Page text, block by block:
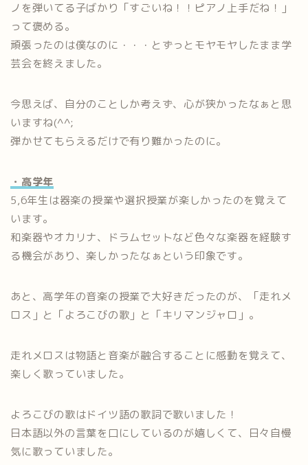
ノを弾いてる子ばかり「すごいね！！ピアノ上手だね！」
って褒める。
頑張ったのは僕なのに・・・とずっとモヤモヤしたまま学
芸会を終えました。
今思えば、自分のことしか考えず、心が狭かったなぁと思
いますね(^^;
弾かせてもらえるだけで有り難かったのに。
・高学年
5,6年生は器楽の授業や選択授業が楽しかったのを覚えて
います。
和楽器やオカリナ、ドラムセットなど色々な楽器を経験す
る機会があり、楽しかったなぁという印象です。
あと、高学年の音楽の授業で大好きだったのが、「走れメ
ロス」と「よろこびの歌」と「キリマンジャロ」。
走れメロスは物語と音楽が融合することに感動を覚えて、
楽しく歌っていました。
よろこびの歌はドイツ語の歌詞で歌いました！
日本語以外の言葉を口にしているのが嬉しくて、日々自慢
気に歌っていました。